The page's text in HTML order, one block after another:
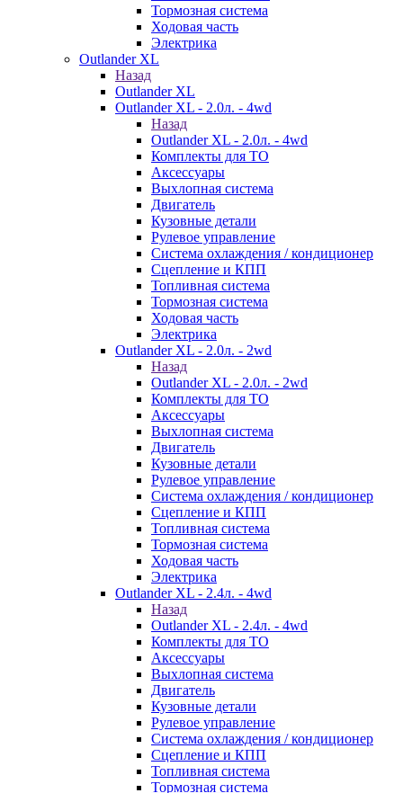
Тормозная система
Ходовая часть
Электрика
Outlander XL
Назад
Outlander XL
Outlander XL - 2.0л. - 4wd
Назад
Outlander XL - 2.0л. - 4wd
Комплекты для ТО
Аксессуары
Выхлопная система
Двигатель
Кузовные детали
Рулевое управление
Система охлаждения / кондиционер
Сцепление и КПП
Топливная система
Тормозная система
Ходовая часть
Электрика
Outlander XL - 2.0л. - 2wd
Назад
Outlander XL - 2.0л. - 2wd
Комплекты для ТО
Аксессуары
Выхлопная система
Двигатель
Кузовные детали
Рулевое управление
Система охлаждения / кондиционер
Сцепление и КПП
Топливная система
Тормозная система
Ходовая часть
Электрика
Outlander XL - 2.4л. - 4wd
Назад
Outlander XL - 2.4л. - 4wd
Комплекты для ТО
Аксессуары
Выхлопная система
Двигатель
Кузовные детали
Рулевое управление
Система охлаждения / кондиционер
Сцепление и КПП
Топливная система
Тормозная система